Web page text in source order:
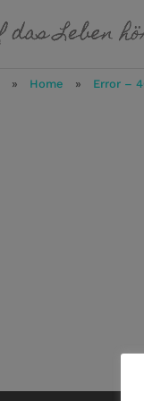
» Home » Error –